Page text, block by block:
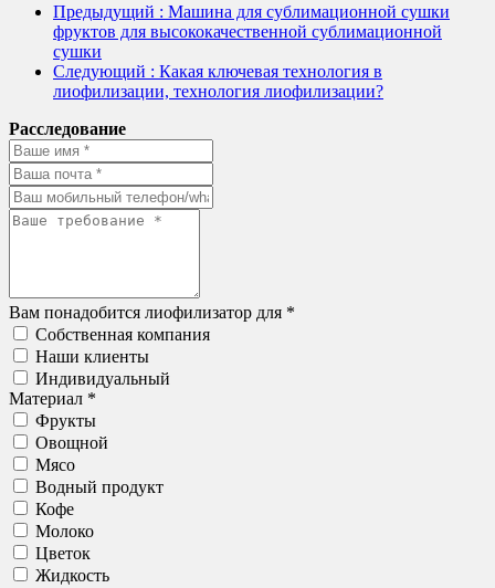
Предыдущий : Машина для сублимационной сушки
фруктов для высококачественной сублимационной
сушки
Следующий : Какая ключевая технология в
лиофилизации, технология лиофилизации?
Расследование
Вам понадобится лиофилизатор для *
Собственная компания
Наши клиенты
Индивидуальный
Материал *
Фрукты
Овощной
Мясо
Водный продукт
Кофе
Молоко
Цветок
Жидкость